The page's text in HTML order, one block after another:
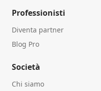
Professionisti
Diventa partner
Blog Pro
Società
Chi siamo